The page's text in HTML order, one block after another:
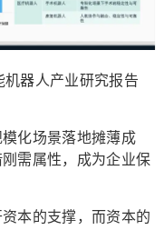
机器人产业研究报告
化场景落地摊薄成
需属性，成为企业保
本的支撑，而资本的